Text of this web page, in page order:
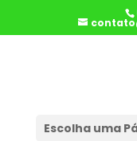
Escolha uma